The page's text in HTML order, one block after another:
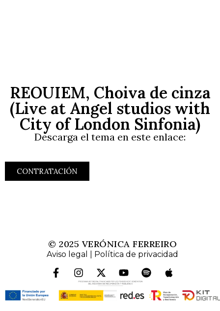
REOUIEM, Choiva de cinza
(Live at Angel studios with
City of London Sinfonia)
Descarga el tema en este enlace:
CONTRATACIÓN
© 2025 VERÓNICA FERREIRO
Aviso legal Política de privacidad